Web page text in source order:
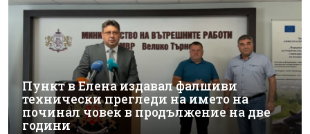
Пункт в Елена издавал фалшиви
технически прегледи на името на
починал човек в продължение на две
години